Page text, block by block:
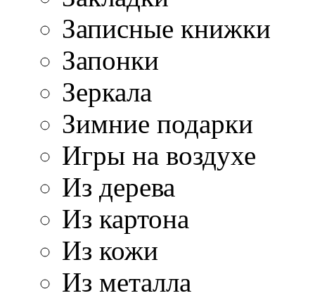
Записные книжки
Запонки
Зеркала
Зимние подарки
Игры на воздухе
Из дерева
Из картона
Из кожи
Из металла